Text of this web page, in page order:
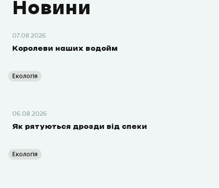
Новини
07.08.2026
Королеви наших водойм
Екологія
06.08.2026
Як рятуються дрозди від спеки
Екологія